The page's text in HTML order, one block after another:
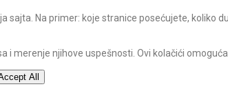
sajta. Na primer: koje stranice posećujete, koliko
i merenje njihove uspešnosti. Ovi kolačići
All